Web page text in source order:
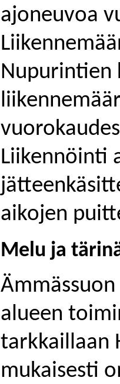
ajoneuvoa
Nupurintien
Liikennöinti
jätteen
aikojen
Melu ja
alueen
tarkkaillaan
mukaisesti